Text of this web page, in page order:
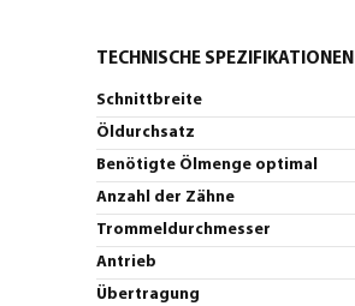
TECHNISCHE SPEZIFIKATIONEN
Schnittbreite
Öldurchsatz
Benötigte Ölmenge optimal
Anzahl der Zähne
Trommeldurchmesser
Antrieb
Übertragung